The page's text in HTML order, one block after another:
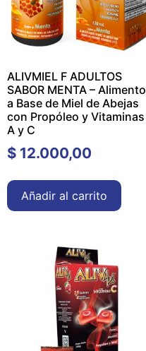
ALIVMIEL F ADULTOS
SABOR MENTA – Alimento
a Base de Miel de Abejas
con Propóleo y Vitaminas
A y C
$ 12.000,00
Añadir al carrito